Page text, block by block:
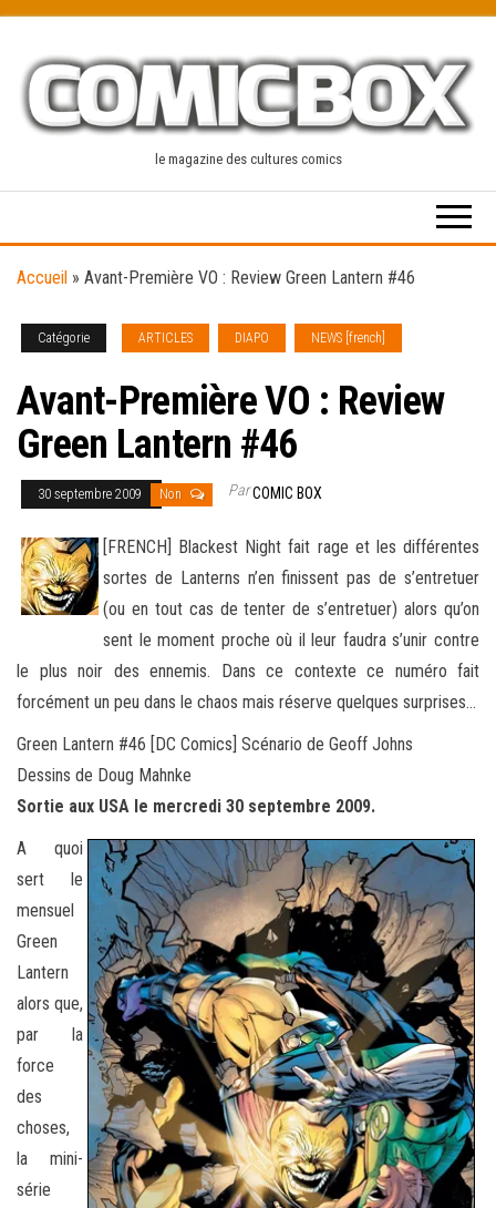
content
le magazine des cultures comics
Accueil » Avant-Première VO : Review Green Lantern #46
Catégorie ARTICLES DIAPO NEWS [french]
Avant-Première VO : Review
Green Lantern #46
30 septembre 2009 Non ParCOMIC BOX
[FRENCH] Blackest Night fait rage et les différentes
sortes de Lanterns n’en finissent pas de s’entretuer
(ou en tout cas de tenter de s’entretuer) alors qu’on
sent le moment proche où il leur faudra s’unir contre
le plus noir des ennemis. Dans ce contexte ce numéro fait
forcément un peu dans le chaos mais réserve quelques surprises…
Green Lantern #46 [DC Comics] Scénario de Geoff Johns
Dessins de Doug Mahnke
Sortie aux USA le mercredi 30 septembre 2009.
A quoi
sert le
mensuel
Green
Lantern
alors que,
par la
force
des
choses,
la mini-
série